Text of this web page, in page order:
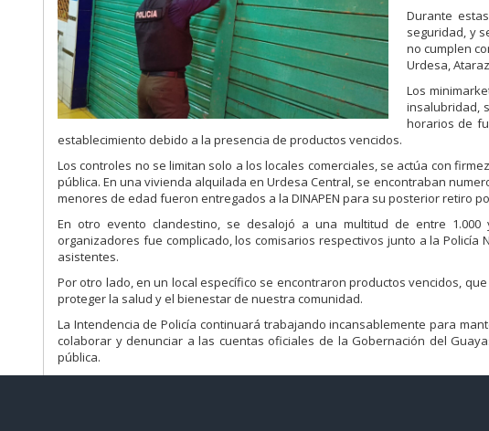
Durante
seguridad, y
no cumplen
Urdesa,
Los
insalubridad,
horarios de
establecimiento debido a la presencia de productos vencidos.
Los controles no se limitan solo a los locales comerciales, se actúa con
pública. En una vivienda alquilada en Urdesa Central, se encontraban
menores de edad fueron entregados a la DINAPEN para su posterior retiro
En otro evento clandestino, se desalojó a una multitud de entre
organizadores fue complicado, los comisarios respectivos junto a la
asistentes.
Por otro lado, en un local específico se encontraron productos vencidos,
proteger la salud y el bienestar de nuestra comunidad.
La Intendencia de Policía continuará trabajando incansablemente para
colaborar y denunciar a las cuentas oficiales de la Gobernación del
pública.